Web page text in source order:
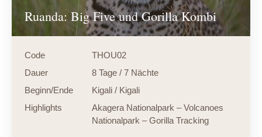
Ruanda: Big Five und Gorilla Kombi
Code
THOU02
Dauer
8 Tage / 7 Nächte
Beginn/Ende
Kigali / Kigali
Highlights
Akagera Nationalpark – Volcanoes
Nationalpark – Gorilla Tracking